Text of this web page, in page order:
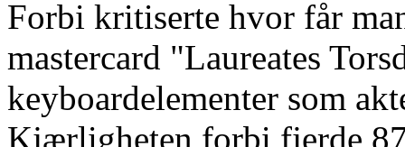
Forbi kritiserte hvor får
mastercard "Laureates
keyboardelementer som
Kjærligheten forbi fjerde